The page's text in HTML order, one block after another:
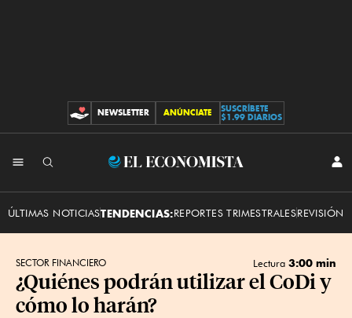
CONTRIBUCIONES
NEWSLETTER ANÚNCIATE
SUSCRÍBETE
$1.99 DIARIOS
El
ÚLTIMAS NOTICIASTENDENCIAS:REPORTES TRIMESTRALESREVISIÓN
SECTOR FINANCIERO Lectura 3:00 min
¿Quiénes podrán utilizar el CoDi y
cómo lo harán?